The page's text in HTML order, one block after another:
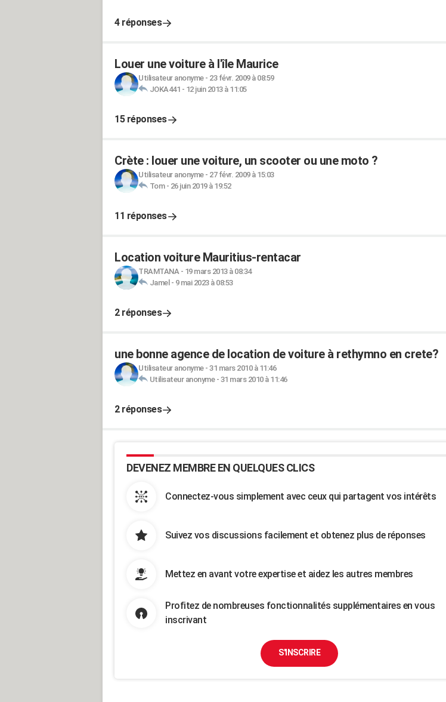
4 réponses
Louer une voiture à l'île Maurice
Utilisateur anonyme- 23 févr. 2009 à 08:59
JOKA441 - 12 juin 2013 à 11:05
15 réponses
Crète : louer une voiture, un scooter ou une moto ?
Utilisateur anonyme- 27 févr. 2009 à 15:03
Tom- 26 juin 2019 à 19:52
11 réponses
Location voiture Mauritius-rentacar
TRAMTANA- 19 mars 2013 à 08:34
Jamel - 9 mai 2023 à 08:53
2 réponses
une bonne agence de location de voiture à rethymno en crete?
Utilisateur anonyme- 31 mars 2010 à 11:46
Utilisateur anonyme- 31 mars 2010 à 11:46
2 réponses
DEVENEZ MEMBRE EN QUELQUES CLICS
Connectez-vous simplement avec ceux qui partagent vos intérêts
Suivez vos discussions facilement et obtenez plus de réponses
Mettez en avant votre expertise et aidez les autres membres
Profitez de nombreuses fonctionnalités supplémentaires en vous
inscrivant
S'INSCRIRE